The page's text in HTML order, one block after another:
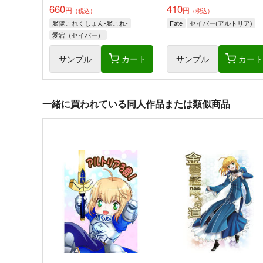
660円 （税込）
艦隊これくしょん-艦これ-
愛宕（セイバー）
高雄（ギルガメッシュ）
サンプル カート
410円 （税込）
Fate セイバー(アルトリア)
サンプル カート
一緒に買われている同人作品または類似商品